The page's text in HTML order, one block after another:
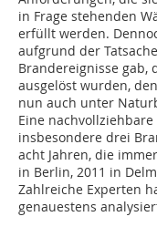
in Frage stehenden
erfüllt werden.
aufgrund der
Brandereignisse gab,
ausgelöst wurden,
nun auch unter
Eine
insbesondere drei
acht Jahren, die
in Berlin, 2011 in
Zahlreiche Experten
genauestens